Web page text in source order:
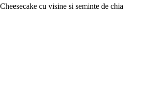
Cheesecake cu visine si seminte de chia